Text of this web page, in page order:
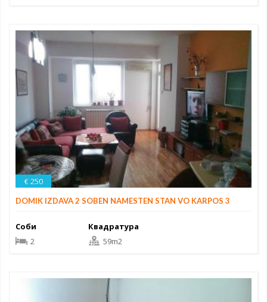
€ 250
DOMIK IZDAVA 2 SOBEN NAMESTEN STAN VO KARPOS 3
Соби
2
Квадратура
59m2